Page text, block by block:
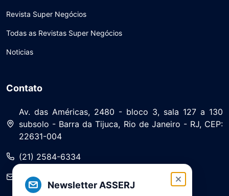
Newsletter ASSERJ
Revista Super Negócios
Todas as Revistas Super Negócios
Noticias
Contato
Av. das Américas, 2480 - bloco 3, sala 127 a 130
subsolo - Barra da Tijuca, Rio de Janeiro - RJ, CEP:
22631-004
(21) 2584-6334
saa@asserj.com.br